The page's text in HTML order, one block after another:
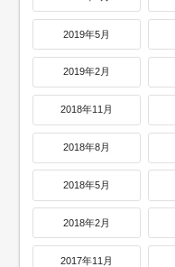
2019年5月
2019年2月
2018年11月
2018年8月
2018年5月
2018年2月
2017年11月